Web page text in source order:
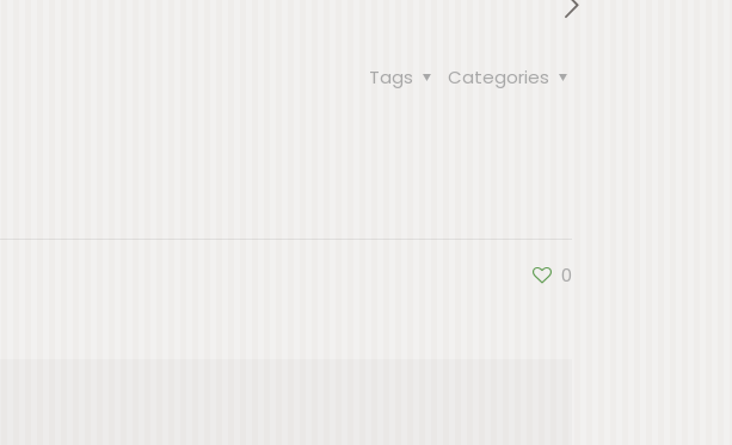
Categories
Tags
0